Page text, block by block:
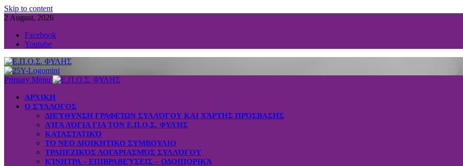
Skip to content
2 August, 2026
Facebook
Youtube
Primary Menu
ΑΡΧΙΚΗ
Ο ΣΎΛΛΟΓΟΣ
ΔΙΕΎΘΥΝΣΗ ΓΡΑΦΕΊΩΝ ΣΥΛΛΌΓΟΥ ΚΑΙ ΧΆΡΤΗΣ ΠΡΌΣΒΑΣΗΣ
ΛΊΓΑ ΛΌΓΙΑ ΓΙΑ ΤΟΝ Ε.Π.Ο.Σ. ΦΥΛΉΣ
ΚΑΤΑΣΤΑΤΙΚΌ
ΤΟ ΝΕΟ ΔΙΟΙΚΗΤΙΚΟ ΣΥΜΒΟΥΛΙΟ
ΤΡΑΠΕΖΙΚΌΣ ΛΟΓΑΡΙΑΣΜΌΣ ΣΥΛΛΌΓΟΥ
ΚΊΝΗΤΡΑ – ΕΠΙΒΡΑΒΕΎΣΕΙΣ – ΟΔΟΙΠΟΡΙΚΆ